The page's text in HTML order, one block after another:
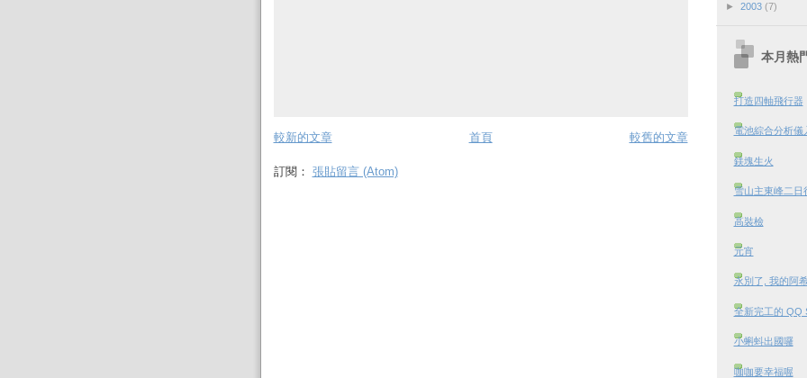
較新的文章 較舊的文章
首頁
訂閱： 張貼留言 (Atom)
► 2003 (7)
本月熱
打造四軸飛行器
電池綜合分析儀
鎂塊生火
雪山主東峰二日
高裝檢
元宵
永別了, 我的阿
全新完工的 QQ
小蝌蚪出國囉
咖咖要幸福喔